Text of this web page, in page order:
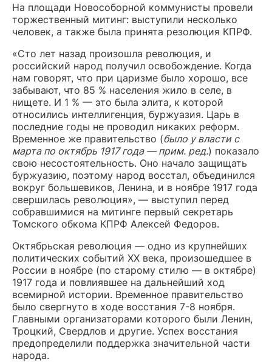
На площади Новособорной коммунисты провели
торжественный митинг: выступили несколько
человек, а также была принята резолюция КПРФ.
«Сто лет назад произошла революция, и
российский народ получил освобождение. Когда
нам говорят, что при царизме было хорошо, все
забывают, что 85 % населения жило в селе, в
нищете. И 1 % — это была элита, к которой
относились интеллигенция, буржуазия. Царь в
последние годы не проводил никаких реформ.
Временное же правительство (было у власти с
марта по октябрь 1917 года — прим. ред.) показало
свою несостоятельность. Оно начало защищать
буржуазию, поэтому народ восстал, объединился
вокруг большевиков, Ленина, и в ноябре 1917 года
свершилась революция», — выступил перед
собравшимися на митинге первый секретарь
Томского обкома КПРФ Алексей Федоров.
Октябрьская революция — одно из крупнейших
политических событий XX века, произошедшее в
России в ноябре (по старому стилю — в октябре)
1917 года и повлиявшее на дальнейший ход
всемирной истории. Временное правительство
было свергнуто в ходе восстания 7-8 ноября.
Главными организаторами которого были Ленин,
Троцкий, Свердлов и другие. Успех восстания
предопределили поддержка значительной части
народа.